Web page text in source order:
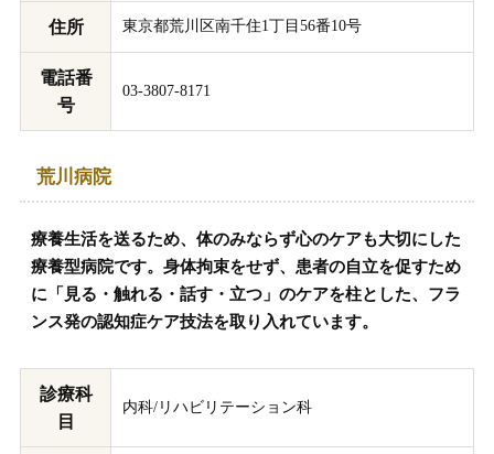
住所 東京都荒川区南千住1丁目56番10号
電話番
号
03-3807-8171
荒川病院
療養生活を送るため、体のみならず心のケアも大切にした
療養型病院です。身体拘束をせず、患者の自立を促すため
に「見る・触れる・話す・立つ」のケアを柱とした、フラ
ンス発の認知症ケア技法を取り入れています。
診療科
目
内科/リハビリテーション科